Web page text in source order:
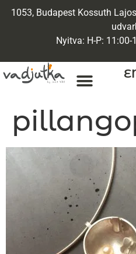
1053, Budapest Kossuth
Nyitva: H-P: 11:00-